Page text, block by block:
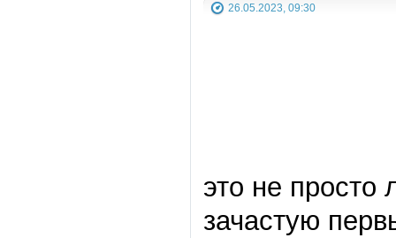
26.05.2023, 09:30
это не
зачастую